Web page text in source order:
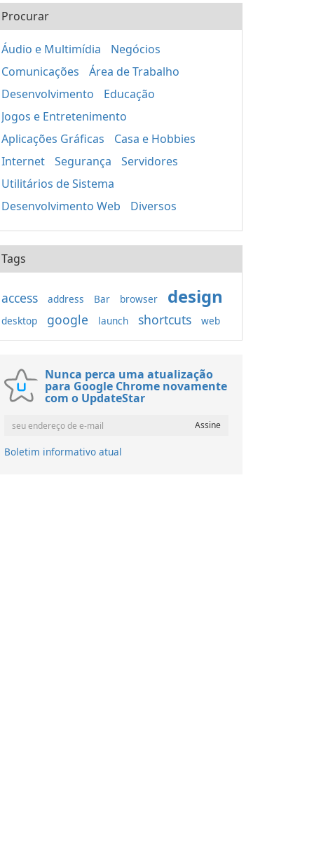
Procurar
Áudio e Multimídia
Negócios
Comunicações
Área de Trabalho
Desenvolvimento
Educação
Jogos e Entretenimento
Aplicações Gráficas
Casa e Hobbies
Internet
Segurança
Servidores
Utilitários de Sistema
Desenvolvimento Web
Diversos
Tags
access address Bar browser design
desktop google launch shortcuts web
Nunca perca uma atualização
para Google Chrome novamente
com o UpdateStar
Boletim informativo atual